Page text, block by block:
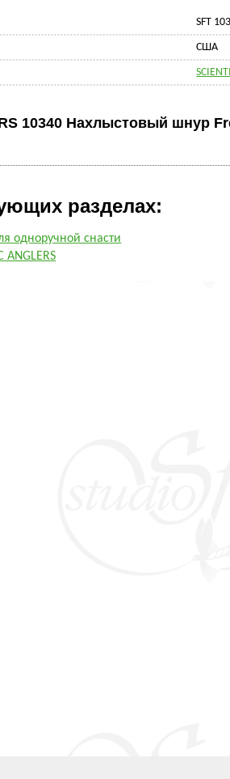
SFT
CША
10340 Нахлыстовый шнур
разделах:
одноручной снасти
ANGLERS